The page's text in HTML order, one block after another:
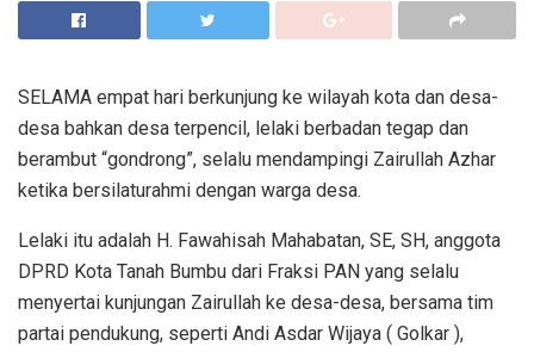
SELAMA empat hari berkunjung ke wilayah kota dan desa-
desa bahkan desa terpencil, lelaki berbadan tegap dan
berambut “gondrong”, selalu mendampingi Zairullah Azhar
ketika bersilaturahmi dengan warga desa.
Lelaki itu adalah H. Fawahisah Mahabatan, SE, SH, anggota
DPRD Kota Tanah Bumbu dari Fraksi PAN yang selalu
menyertai kunjungan Zairullah ke desa-desa, bersama tim
partai pendukung, seperti Andi Asdar Wijaya ( Golkar ),